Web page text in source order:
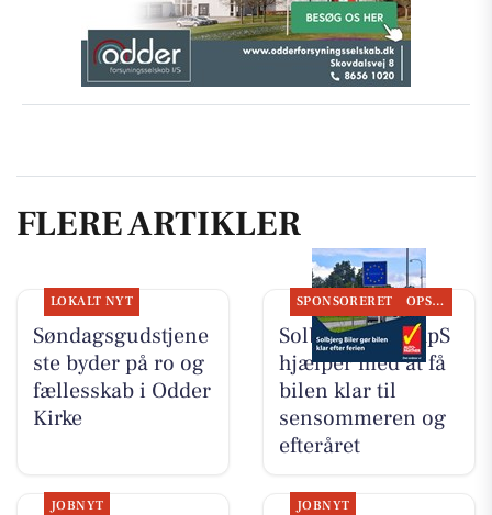
FLERE ARTIKLER
LOKALT NYT
Søndagsgudstjene
ste byder på ro og
fællesskab i Odder
Kirke
SPONSORERET OPSLAGSTAVLEN
Solbjerg Biler ApS
hjælper med at få
bilen klar til
sensommeren og
efteråret
JOBNYT JOBNYT